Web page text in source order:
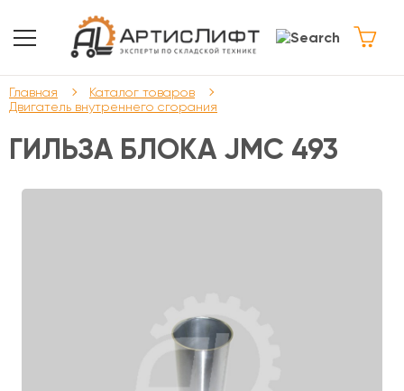
Главная
Каталог товаров
Двигатель внутреннего сгорания
ГИЛЬЗА БЛОКА JMC 493